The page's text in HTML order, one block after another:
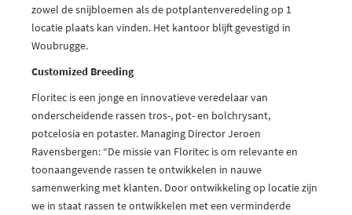
zowel de snijbloemen als de potplantenveredeling op 1
locatie plaats kan vinden. Het kantoor blijft gevestigd in
Woubrugge.
Customized Breeding
Floritec is een jonge en innovatieve veredelaar van
onderscheidende rassen tros-, pot- en bolchrysant,
potcelosia en potaster. Managing Director Jeroen
Ravensbergen: “De missie van Floritec is om relevante en
toonaangevende rassen te ontwikkelen in nauwe
samenwerking met klanten. Door ontwikkeling op locatie zijn
we in staat rassen te ontwikkelen met een verminderde